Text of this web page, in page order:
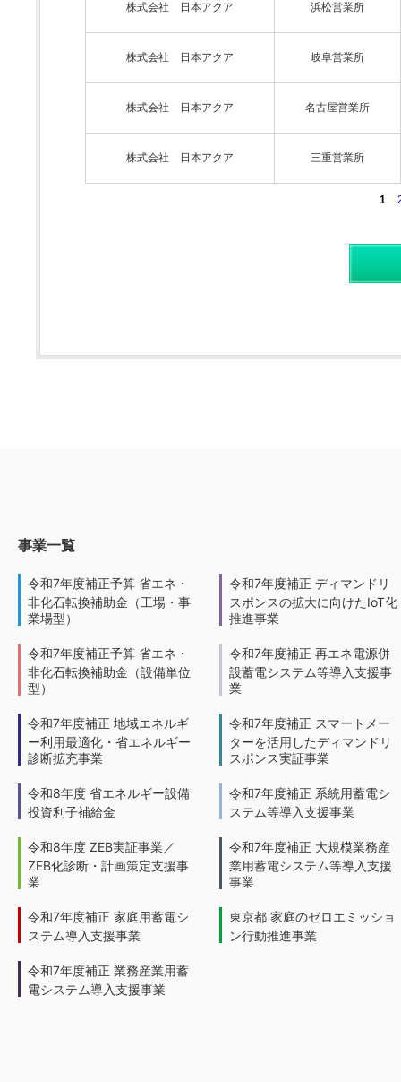
株式会社 日本アクア 浜松営業所
株式会社 日本アクア 岐阜営業所
株式会社 日本アクア 名古屋営業所
株式会社 日本アクア 三重営業所
1
事業一覧
令和7年度補正予算 省エネ・
非化石転換補助金（工場・事
業場型）
令和7年度補正予算 省エネ・
非化石転換補助金（設備単位
型）
令和7年度補正 地域エネルギ
ー利用最適化・省エネルギー
診断拡充事業
令和8年度 省エネルギー設備
投資利子補給金
令和8年度 ZEB実証事業／
ZEB化診断・計画策定支援事
業
令和7年度補正 家庭用蓄電シ
ステム導入支援事業
令和7年度補正 業務産業用蓄
電システム導入支援事業
令和7年度補正 ディマンドリ
スポンスの拡大に向けたIoT化
推進事業
令和7年度補正 再エネ電源併
設蓄電システム等導入支援事
業
令和7年度補正 スマートメー
ターを活用したディマンドリ
スポンス実証事業
令和7年度補正 系統用蓄電シ
ステム等導入支援事業
令和7年度補正 大規模業務産
業用蓄電システム等導入支援
事業
東京都 家庭のゼロエミッショ
ン行動推進事業